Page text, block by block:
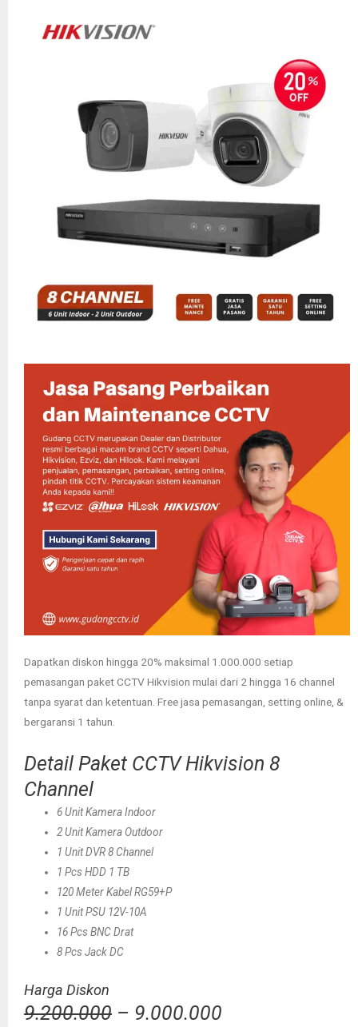
Dapatkan diskon hingga 20% maksimal 1.000.000 setiap
pemasangan paket CCTV Hikvision mulai dari 2 hingga 16 channel
tanpa syarat dan ketentuan. Free jasa pemasangan, setting online, &
bergaransi 1 tahun.
Detail Paket CCTV Hikvision 8
Channel
6 Unit Kamera Indoor
2 Unit Kamera Outdoor
1 Unit DVR 8 Channel
1 Pcs HDD 1 TB
120 Meter Kabel RG59+P
1 Unit PSU 12V-10A
16 Pcs BNC Drat
8 Pcs Jack DC
Harga Diskon
9.200.000 – 9.000.000